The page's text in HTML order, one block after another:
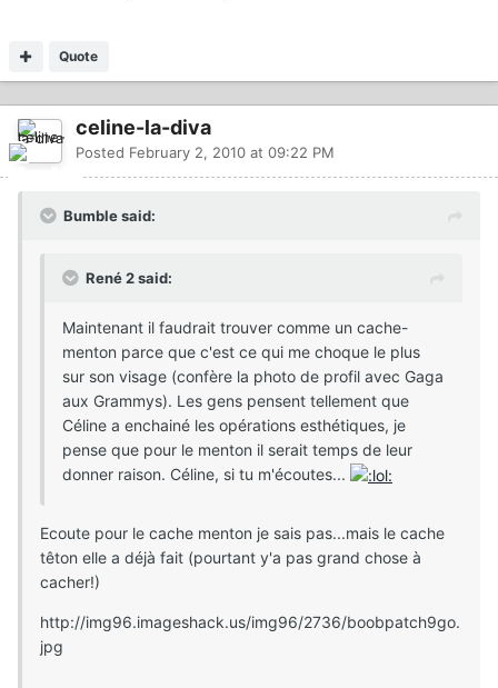
Quote
celine-la-diva
Posted February 2, 2010 at 09:22 PM
Bumble said:
René 2 said:
Maintenant il faudrait trouver comme un cache-
menton parce que c'est ce qui me choque le plus
sur son visage (confère la photo de profil avec Gaga
aux Grammys). Les gens pensent tellement que
Céline a enchainé les opérations esthétiques, je
pense que pour le menton il serait temps de leur
donner raison. Céline, si tu m'écoutes...
Ecoute pour le cache menton je sais pas...mais le cache
têton elle a déjà fait (pourtant y'a pas grand chose à
cacher!)
http://img96.imageshack.us/img96/2736/boobpatch9go.
jpg